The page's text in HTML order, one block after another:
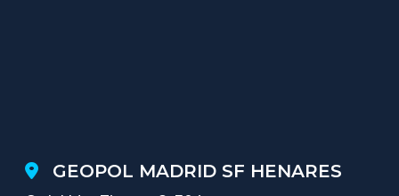
GEOPOL MADRID SF HENARES